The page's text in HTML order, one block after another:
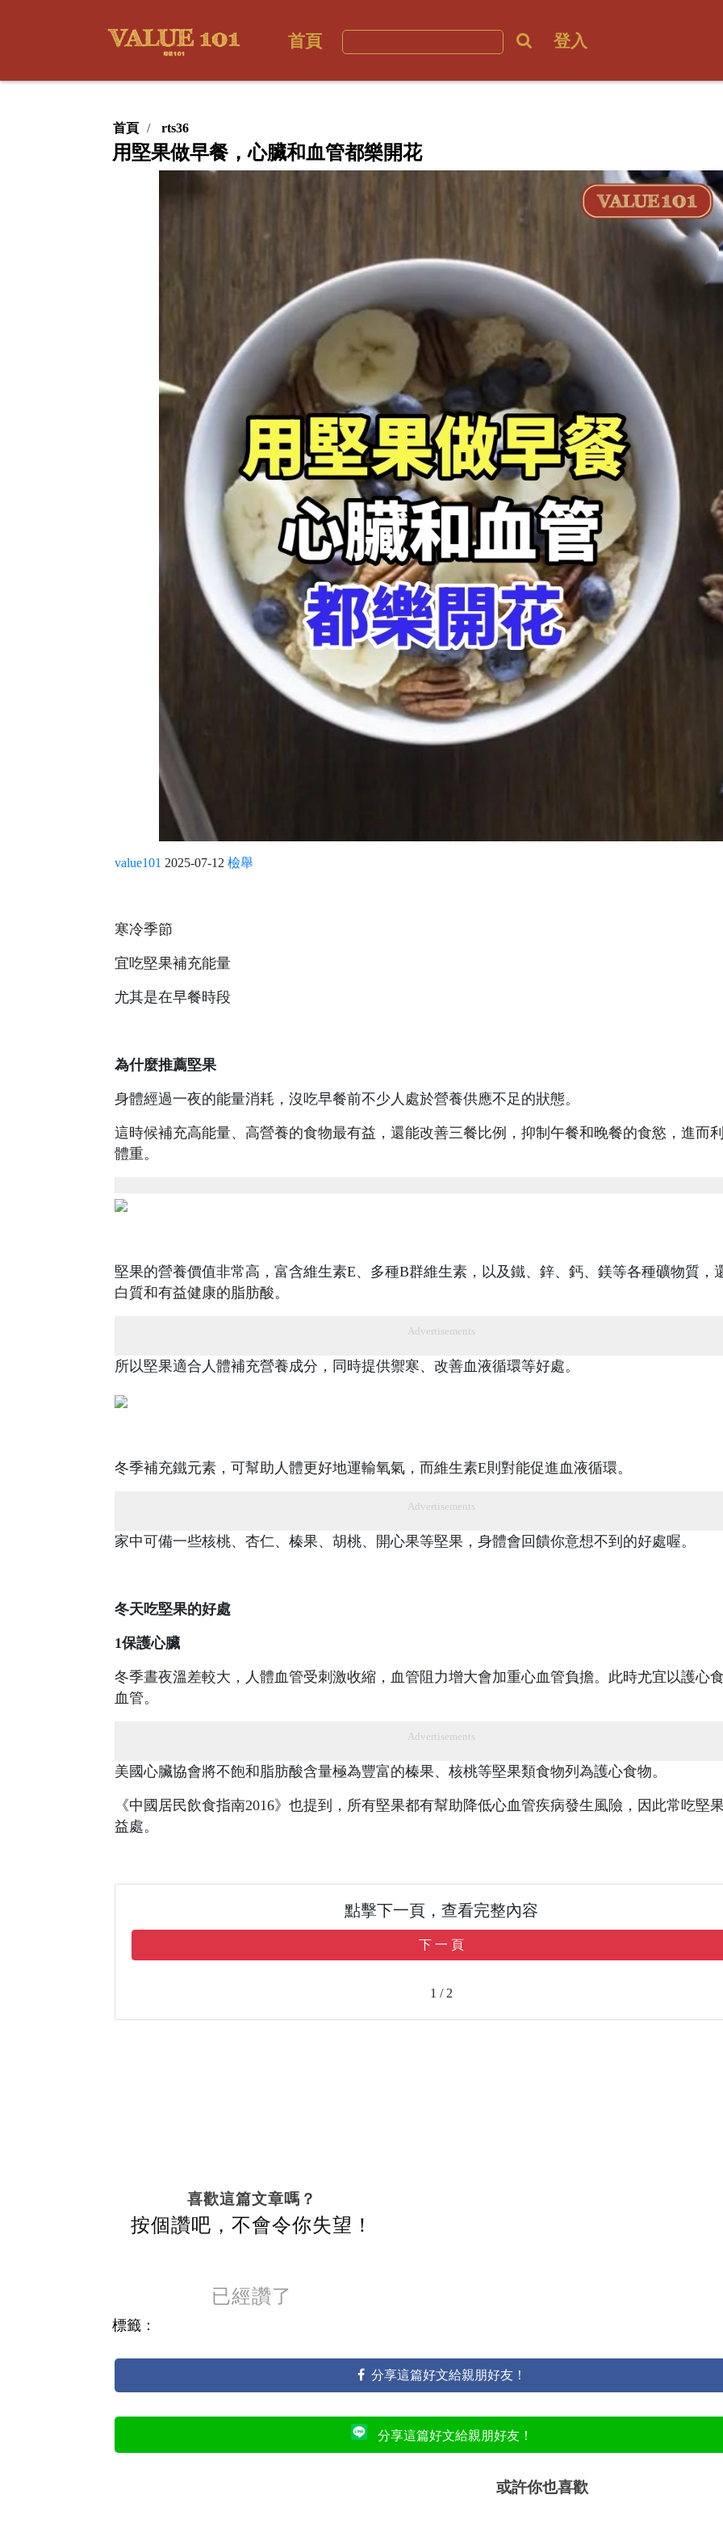
首頁 登入
首頁 rts36
用堅果做早餐，心臟和血管都樂開花
value101 2025-07-12 檢舉
寒冷季節
宜吃堅果補充能量
尤其是在早餐時段
為什麼推薦堅果
身體經過一夜的能量消耗，沒吃早餐前不少人處於營養供應不足的狀態。
這時候補充高能量、高營養的食物最有益，還能改善三餐比例，抑制午餐和晚餐的食慾，進而
體重。
堅果的營養價值非常高，富含維生素E、多種B群維生素，以及鐵、鋅、鈣、鎂等各種礦物質，
白質和有益健康的脂肪酸。
Advertisements
所以堅果適合人體補充營養成分，同時提供禦寒、改善血液循環等好處。
冬季補充鐵元素，可幫助人體更好地運輸氧氣，而維生素E則對能促進血液循環。
Advertisements
家中可備一些核桃、杏仁、榛果、胡桃、開心果等堅果，身體會回饋你意想不到的好處喔。
冬天吃堅果的好處
1保護心臟
冬季晝夜溫差較大，人體血管受刺激收縮，血管阻力增大會加重心血管負擔。此時尤宜以護心
血管。
Advertisements
美國心臟協會將不飽和脂肪酸含量極為豐富的榛果、核桃等堅果類食物列為護心食物。
《中國居民飲食指南2016》也提到，所有堅果都有幫助降低心血管疾病發生風險，因此常吃堅
益處。
點擊下一頁，查看完整內容
下 一 頁
1 / 2
喜歡這篇文章嗎？
按個讚吧，不會令你失望！
已經讚了
標籤：
分享這篇好文給親朋好友！
分享這篇好文給親朋好友！
或許你也喜歡